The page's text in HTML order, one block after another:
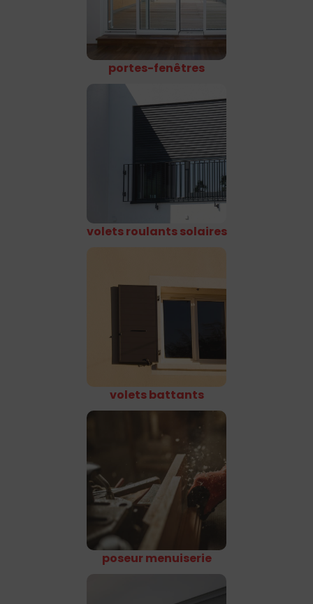
portes-fenêtres
volets roulants solaires
volets battants
poseur menuiserie